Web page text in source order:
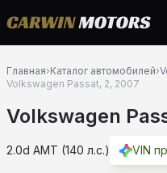
Главная›Каталог автомобилей›
Volkswagen Passat, 2, 2007
Volkswagen
2.0d AMT (140 л.с.) VIN